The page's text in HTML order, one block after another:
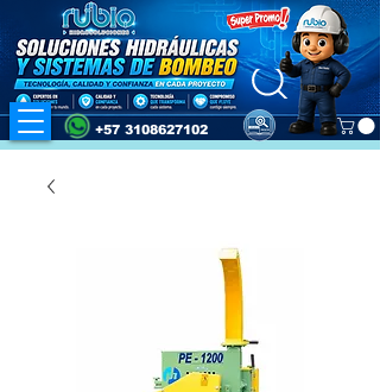
+57 3108627102